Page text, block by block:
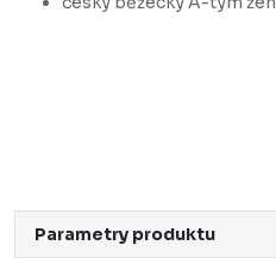
Parametry produktu